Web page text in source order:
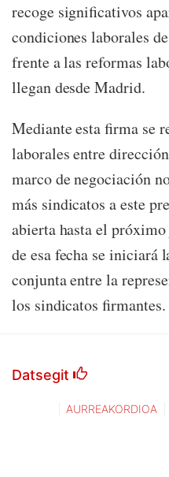
recoge significativos
condiciones laborales
frente a las reformas
llegan desde Madrid.
Mediante esta firma se
laborales entre
marco de negociación
más sindicatos a este
abierta hasta el
de esa fecha se iniciará
conjunta entre la
los sindicatos firmantes.
Datsegit
AURREAKORDIOA